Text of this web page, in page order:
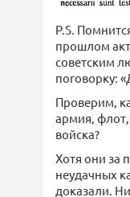
P.S.
прошлом
советским
поговорку:
Проверим,
армия, флот,
войска?
Хотя они за
неудачных
доказали.